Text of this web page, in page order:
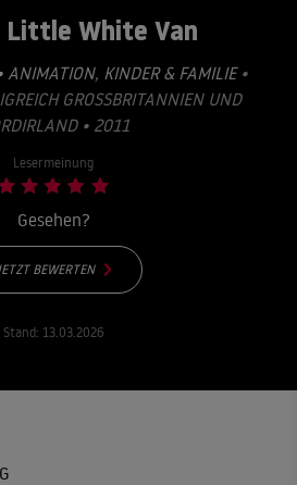
Little White Van
ANIMATION, KINDER & FAMILIE•
GROSSBRITANNIEN UND N
• 2011
Lesermeinung
Gesehen?
BEWERTEN
Stand: 13.03.2026